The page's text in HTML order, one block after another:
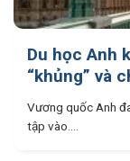
Du học Anh
“khủng” và
Vương quốc Anh
tập vào....